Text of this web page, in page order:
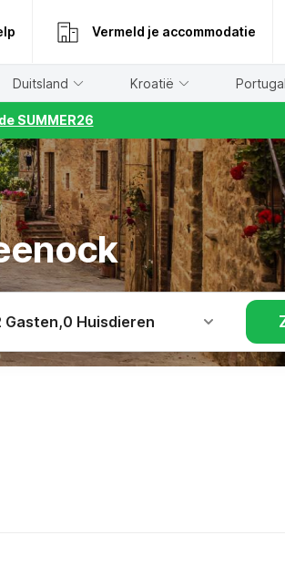
Vermeld je accommodatie
Duitsland Kroatië Portugal
SUMMER26
Gasten,0 Huisdieren